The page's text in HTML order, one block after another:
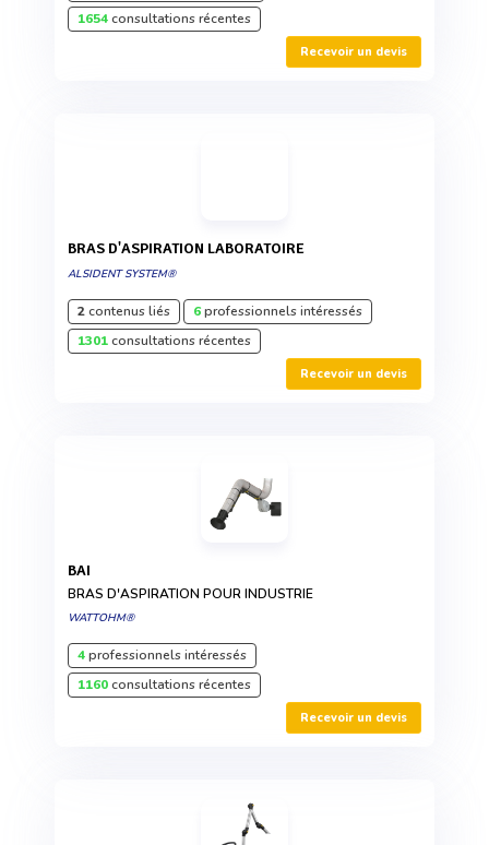
1654consultations récentes
Recevoir un devis
BRAS D'ASPIRATION LABORATOIRE
ALSIDENT SYSTEM®
2contenus liés 6professionnels intéressés
1301consultations récentes
Recevoir un devis
BAI
BRAS D'ASPIRATION POUR INDUSTRIE
WATTOHM®
4professionnels intéressés
1160consultations récentes
Recevoir un devis